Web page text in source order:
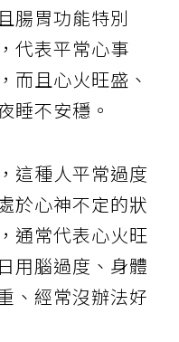
腸胃功能特別
代表平常心事
而且心火旺盛、
睡不安穩。
這種人平常過度
於心神不定的狀
通常代表心火旺
用腦過度、身體
、經常沒辦法好